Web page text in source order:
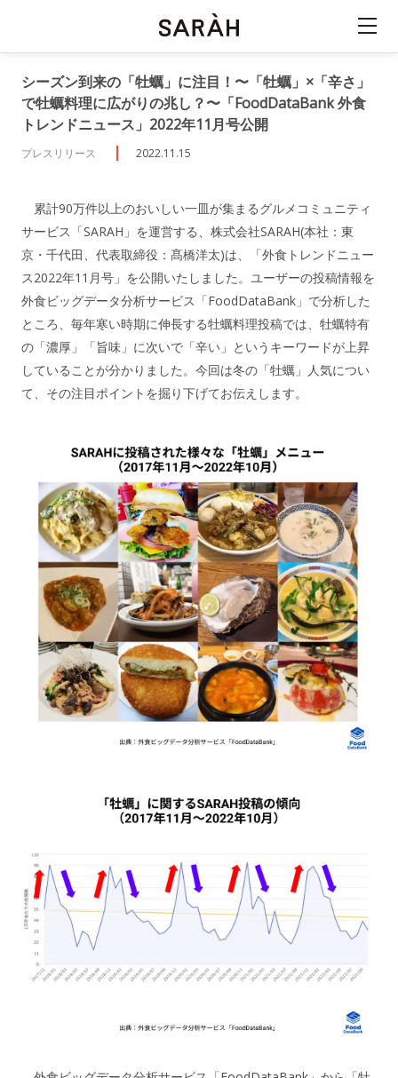
シーズン到来の「牡蠣」に注目！〜「牡蠣」×「辛さ」
で牡蠣料理に広がりの兆し？〜「FoodDataBank 外食
トレンドニュース」2022年11月号公開
プレスリリース 2022.11.15
累計90万件以上のおいしい一皿が集まるグルメコミュニティ
サービス「SARAH」を運営する、株式会社SARAH(本社：東
京・千代田、代表取締役：髙橋洋太)は、「外食トレンドニュー
ス2022年11月号」を公開いたしました。ユーザーの投稿情報を
外食ビッグデータ分析サービス「FoodDataBank」で分析した
ところ、毎年寒い時期に伸長する牡蠣料理投稿では、牡蠣特有
の「濃厚」「旨味」に次いで「辛い」というキーワードが上昇
していることが分かりました。今回は冬の「牡蠣」人気につい
て、その注目ポイントを掘り下げてお伝えします。